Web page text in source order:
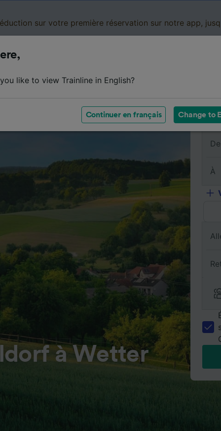
sur votre première réservation sur notre app,
à Wetter
De
À
like to view Trainline in English?
Continuer en français Change to